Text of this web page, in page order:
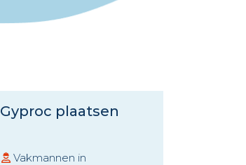
Gyproc plaatsen
Vakmannen in